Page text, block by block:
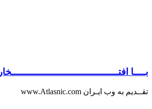
بــــا افتــــــــــــــــــــــــــــــــــــخار
تقــدیم به وب ایـران www.Atlasnic.com